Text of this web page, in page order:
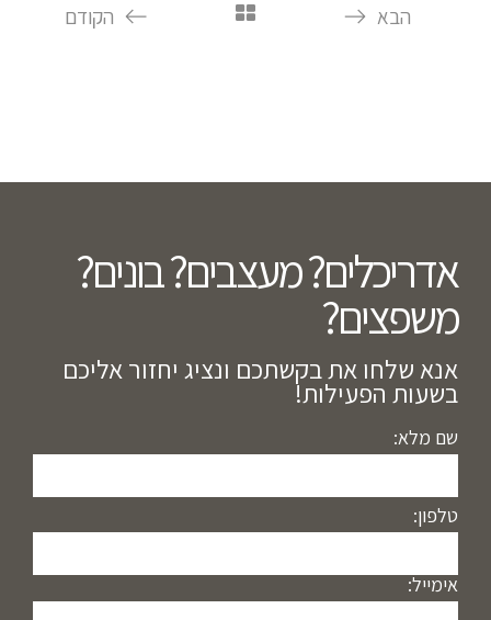
הקודם הבא
אדריכלים? מעצבים? בונים?
משפצים?​
אנא שלחו את בקשתכם ונציג יחזור אליכם
בשעות הפעילות!
שם מלא:
טלפון:
אימייל: